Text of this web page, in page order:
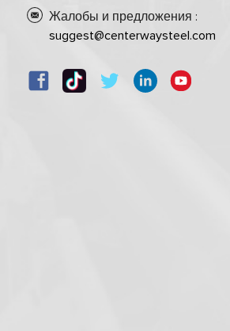
Жалобы и предложения :
suggest@centerwaysteel.com